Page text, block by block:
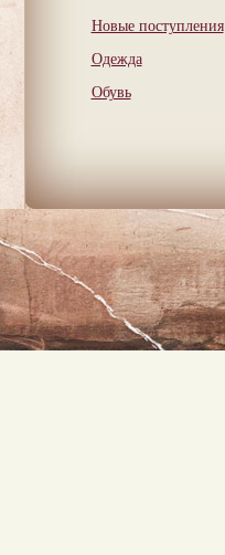
Новые поступления
Одежда
Обувь